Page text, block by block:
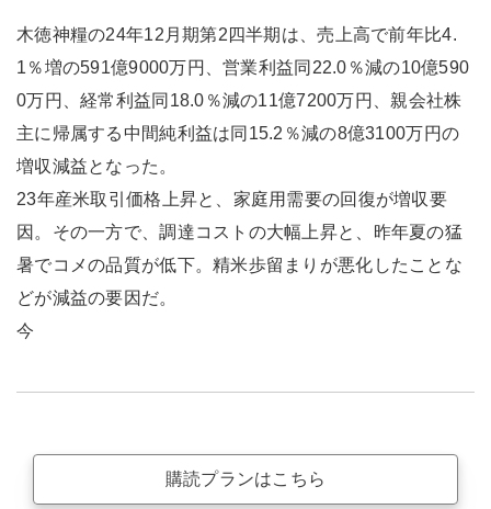
木徳神糧の24年12月期第2四半期は、売上高で前年比4.
1％増の591億9000万円、営業利益同22.0％減の10億590
0万円、経常利益同18.0％減の11億7200万円、親会社株
主に帰属する中間純利益は同15.2％減の8億3100万円の
増収減益となった。
23年産米取引価格上昇と、家庭用需要の回復が増収要
因。その一方で、調達コストの大幅上昇と、昨年夏の猛
暑でコメの品質が低下。精米歩留まりが悪化したことな
どが減益の要因だ。
今
購読プランはこちら